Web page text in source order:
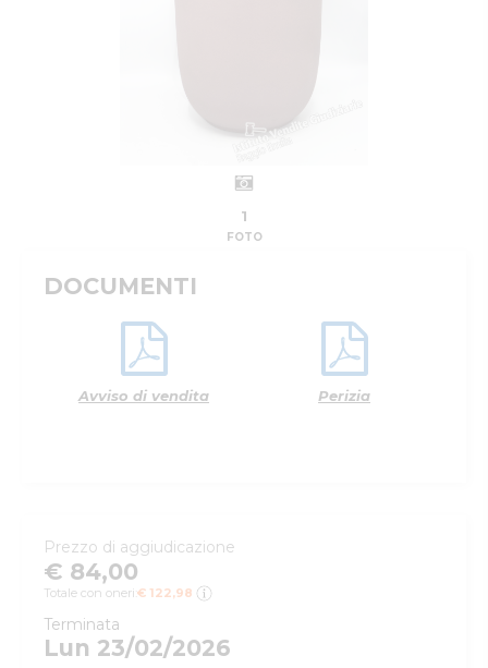
1
FOTO
DOCUMENTI
Avviso di vendita Perizia
Prezzo di aggiudicazione
€ 84,00
Totale con oneri: € 122,98
Terminata
Lun 23/02/2026